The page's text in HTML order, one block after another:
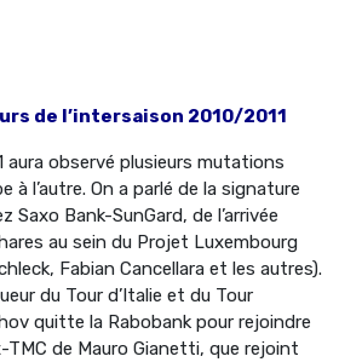
de l’intersaison 2010/2011
aura observé plusieurs mutations
à l’autre. On a parlé de la signature
Saxo Bank-SunGard, de l’arrivée
au sein du Projet Luxembourg
Fabian Cancellara et les autres).
du Tour d’Italie et du Tour
quitte la Rabobank pour rejoindre
TMC de Mauro Gianetti, que rejoint